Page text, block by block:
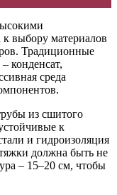
к выбору материалов
Традиционные
конденсат,
среда
из сшитого
к
и гидроизоляция
должна быть не
– 15–20 см, чтобы